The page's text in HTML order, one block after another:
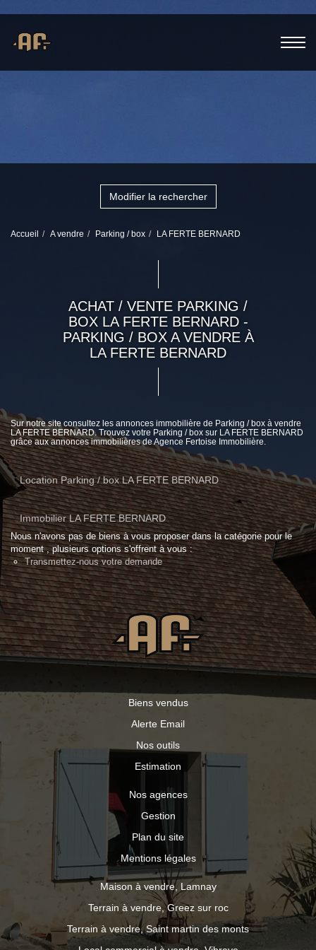
Modifier la rechercher
Accueil A vendre Parking / box LA FERTE BERNARD
ACHAT / VENTE PARKING /
BOX LA FERTE BERNARD -
PARKING / BOX A VENDRE À
LA FERTE BERNARD
Sur notre site consultez les annonces immobilière de Parking / box à vendre
LA FERTE BERNARD. Trouvez votre Parking / box sur LA FERTE BERNARD
grâce aux annonces immobilières de Agence Fertoise Immobilière.
Location Parking / box LA FERTE BERNARD
Immobilier LA FERTE BERNARD
Nous n'avons pas de biens à vous proposer dans la catégorie pour le
moment , plusieurs options s'offrent à vous :
Transmettez-nous votre demande
Biens vendus
Alerte Email
Nos outils
Estimation
Nos agences
Gestion
Plan du site
Mentions légales
Maison à vendre, Lamnay
Terrain à vendre, Greez sur roc
Terrain à vendre, Saint martin des monts